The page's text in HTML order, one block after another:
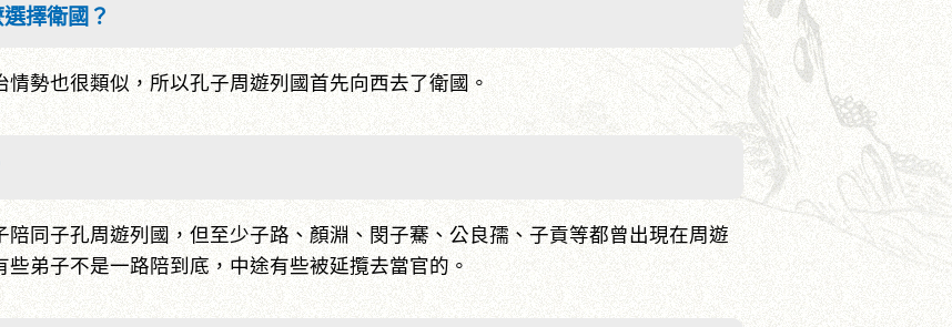
擇衛國？
勢也很類似，所以孔子周遊列國首先向西去了衛國。
陪同子孔周遊列國，但至少子路、顏淵、閔子騫、公良孺、子貢等都曾出現在周遊
弟子不是一路陪到底，中途有些被延攬去當官的。